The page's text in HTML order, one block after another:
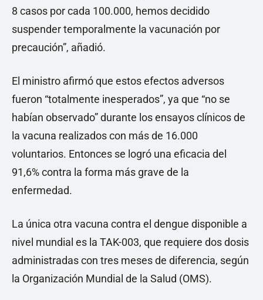
8 casos por cada 100.000, hemos decidido
suspender temporalmente la vacunación por
precaución”, añadió.
El ministro afirmó que estos efectos adversos
fueron “totalmente inesperados”, ya que “no se
habían observado” durante los ensayos clínicos de
la vacuna realizados con más de 16.000
voluntarios. Entonces se logró una eficacia del
91,6% contra la forma más grave de la
enfermedad.
La única otra vacuna contra el dengue disponible a
nivel mundial es la TAK-003, que requiere dos dosis
administradas con tres meses de diferencia, según
la Organización Mundial de la Salud (OMS).